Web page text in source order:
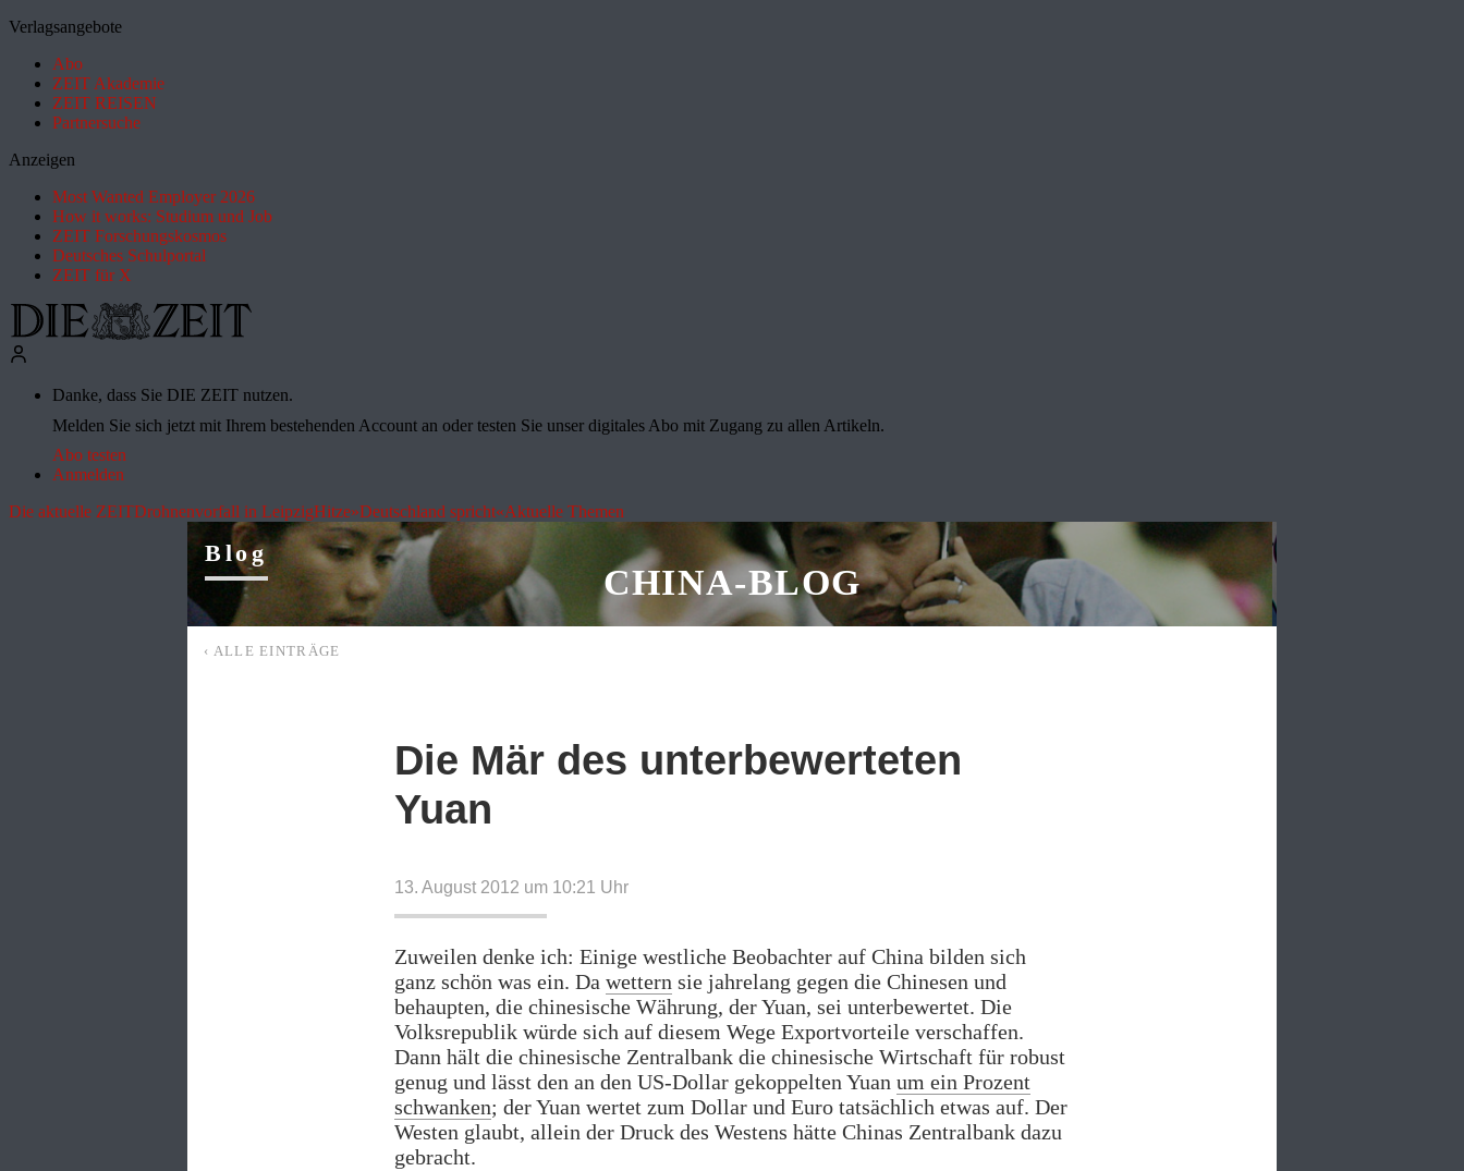
Verlagsangebote
Abo
ZEIT Akademie
ZEIT REISEN
Partnersuche
Anzeigen
Most Wanted Employer 2026
How it works: Studium und Job
ZEIT Forschungskosmos
Deutsches Schulportal
ZEIT für X
Danke, dass Sie DIE ZEIT nutzen.
Melden Sie sich jetzt mit Ihrem bestehenden Account an oder testen Sie unser digitales Abo mit Zugang zu allen Artikeln.
Abo testen
Anmelden
Die aktuelle ZEITDrohnenvorfall in LeipzigHitze»Deutschland spricht«Aktuelle Themen
Blog
CHINA-BLOG
‹ ALLE EINTRÄGE
Die Mär des unterbewerteten
Yuan
13. August 2012 um 10:21 Uhr
Zuweilen denke ich: Einige westliche Beobachter auf China bilden sich
ganz schön was ein. Da wettern sie jahrelang gegen die Chinesen und
behaupten, die chinesische Währung, der Yuan, sei unterbewertet. Die
Volksrepublik würde sich auf diesem Wege Exportvorteile verschaffen.
Dann hält die chinesische Zentralbank die chinesische Wirtschaft für robust
genug und lässt den an den US-Dollar gekoppelten Yuan um ein Prozent
schwanken; der Yuan wertet zum Dollar und Euro tatsächlich etwas auf. Der
Westen glaubt, allein der Druck des Westens hätte Chinas Zentralbank dazu
gebracht.